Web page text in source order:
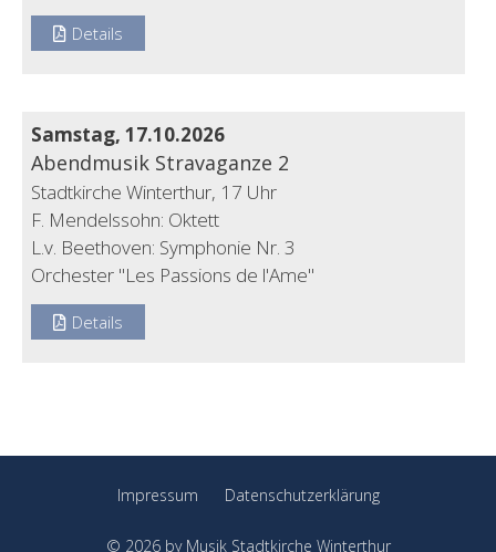
Details
Samstag, 17.10.2026
Abendmusik Stravaganze 2
Stadtkirche Winterthur, 17 Uhr
F. Mendelssohn: Oktett
L.v. Beethoven: Symphonie Nr. 3
Orchester "Les Passions de l'Ame"
Details
Impressum Datenschutzerklärung
© 2026 by Musik Stadtkirche Winterthur